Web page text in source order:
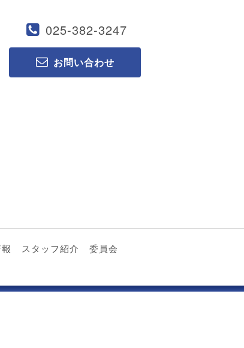
025-382-3247
お問い合わせ
スタッフ紹介
委員会